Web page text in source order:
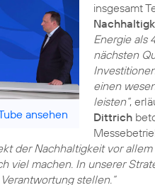
ansehen
insgesamt
Energie als
nächsten
einen
leisten“,
Dittrich
der Nachhaltigkeit vor
viel machen. In unserer
stellen.“